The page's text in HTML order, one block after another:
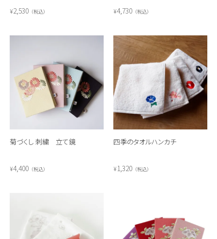
¥2,530 税込 ¥4,730 税込
菊づくし 刺繍 立て鏡
¥4,400 税込
四季のタオルハンカチ
¥1,320 税込